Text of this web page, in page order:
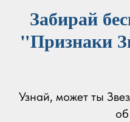
Забирай
"Признаки
Узнай, может ты